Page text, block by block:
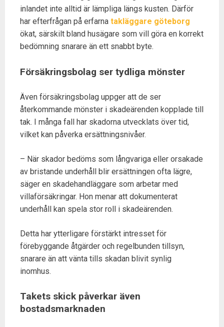
inlandet inte alltid är lämpliga längs kusten. Därför
har efterfrågan på erfarna takläggare göteborg
ökat, särskilt bland husägare som vill göra en korrekt
bedömning snarare än ett snabbt byte.
Försäkringsbolag ser tydliga mönster
Även försäkringsbolag uppger att de ser
återkommande mönster i skadeärenden kopplade till
tak. I många fall har skadorna utvecklats över tid,
vilket kan påverka ersättningsnivåer.
– När skador bedöms som långvariga eller orsakade
av bristande underhåll blir ersättningen ofta lägre,
säger en skadehandläggare som arbetar med
villaförsäkringar. Hon menar att dokumenterat
underhåll kan spela stor roll i skadeärenden.
Detta har ytterligare förstärkt intresset för
förebyggande åtgärder och regelbunden tillsyn,
snarare än att vänta tills skadan blivit synlig
inomhus.
Takets skick påverkar även
bostadsmarknaden